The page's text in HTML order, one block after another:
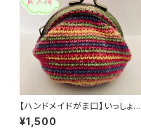
【ハンドメイドがま口】いっしょに
いよう ～ 茜 ～【オパール毛糸】
¥1,500